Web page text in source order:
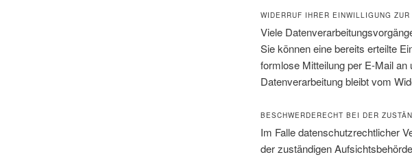
WIDERRUF IHRER EINWILLIGUNG
Viele
Sie können eine bereits erteilte
formlose Mitteilung per E-Mail
Datenverarbeitung bleibt vom
BESCHWERDERECHT BEI DER
Im Falle datenschutzrechtlicher
der zuständigen